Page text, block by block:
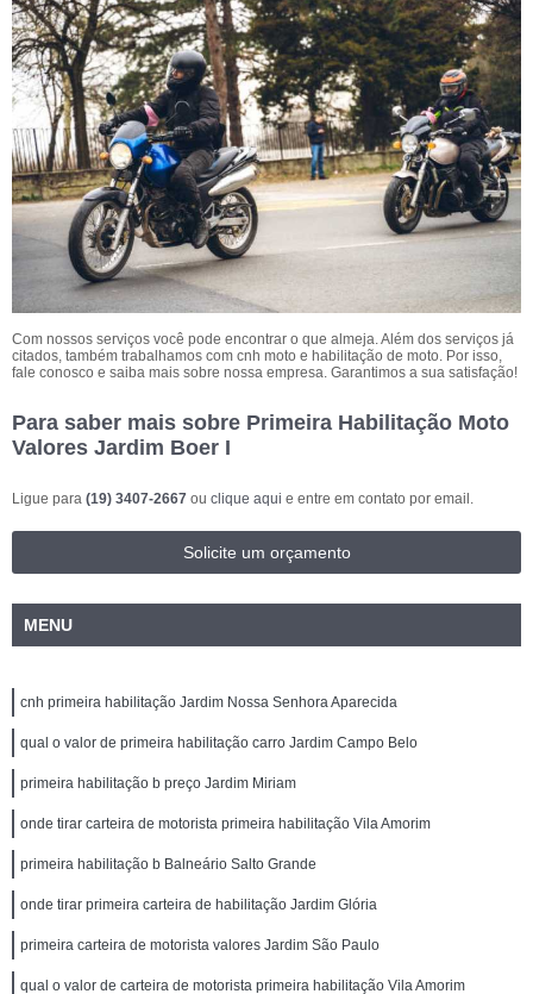
Com nossos serviços você pode encontrar o que almeja. Além dos serviços já
citados, também trabalhamos com cnh moto e habilitação de moto. Por isso,
fale conosco e saiba mais sobre nossa empresa. Garantimos a sua satisfação!
Para saber mais sobre Primeira Habilitação Moto
Valores Jardim Boer I
Ligue para (19) 3407-2667 ou clique aqui e entre em contato por email.
Solicite um orçamento
MENU
cnh primeira habilitação Jardim Nossa Senhora Aparecida
qual o valor de primeira habilitação carro Jardim Campo Belo
primeira habilitação b preço Jardim Miriam
onde tirar carteira de motorista primeira habilitação Vila Amorim
primeira habilitação b Balneário Salto Grande
onde tirar primeira carteira de habilitação Jardim Glória
primeira carteira de motorista valores Jardim São Paulo
qual o valor de carteira de motorista primeira habilitação Vila Amorim